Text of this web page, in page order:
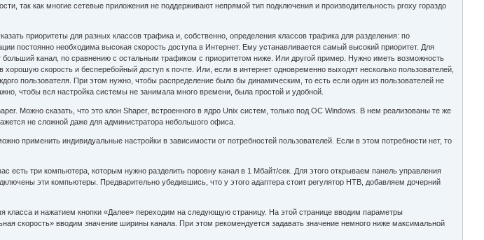
так как многие сетевые приложения не поддерживают непрямой тип подключения и производительность proxy гораздо
приоритеты для разных классов трафика и, собственно, определения классов трафика для разделения: по
постоянно необходима высокая скорость доступа в Интернет. Ему устанавливается самый высокий приоритет. Для
канал, по сравнению с остальным трафиком с приоритетом ниже. Или другой пример. Нужно иметь возможность
скорость и бесперебойный доступ к почте. Или, если в интернет одновременно выходят несколько пользователей,
пользователя. При этом нужно, чтобы распределение было бы динамическим, то есть если один из пользователей не
чтобы вся настройка системы не занимала много времени, была простой и удобной.
Можно сказать, что это клон Shaper, встроенного в ядро Unix систем, только под ОС Windows. В нем реализованы те же
не сложной даже для администратора небольшого офиса.
применить индивидуальные настройки в зависимости от потребностей пользователей. Если в этом потребности нет, то
три компьютера, которым нужно разделить поровну канал в 1 Мбайт/сек. Для этого открываем панель управления
эти компьютеры. Предварительно убедившись, что у этого адаптера стоит регулятор HTB, добавляем дочерний
класса и нажатием кнопки «Далее» переходим на следующую страницу. На этой странице вводим параметры
скорость» вводим значение ширины канала. При этом рекомендуется задавать значение немного ниже максимальной